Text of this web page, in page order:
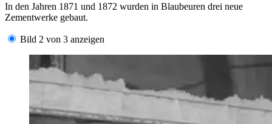
In den Jahren 1871 und 1872 wurden in Blaubeuren drei neue
Zementwerke gebaut.
Bild 2 von 3 anzeigen